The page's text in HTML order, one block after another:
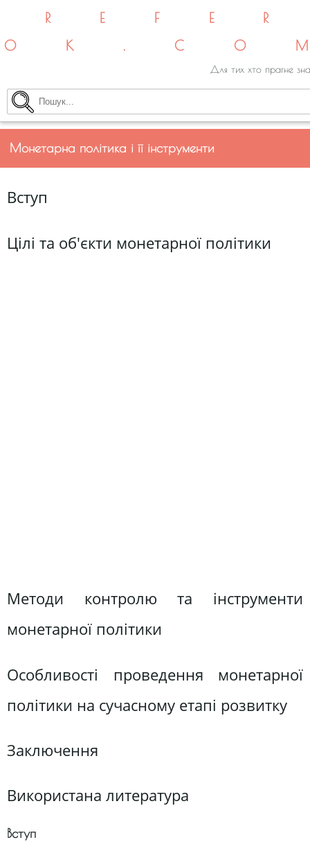
Для тих хто прагне
Монетарна політика і її інструменти
Вступ
Цілі та об'єкти монетарної політики
Методи контролю та інструменти
монетарної політики
Особливості проведення монетарної
політики на сучасному етапі розвитку
Заключення
Використана литература
Вступ